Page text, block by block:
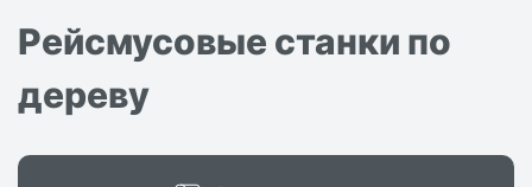
Рейсмусовые станки по
дереву